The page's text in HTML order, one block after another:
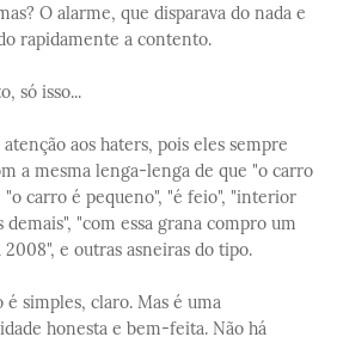
O alarme, que disparava do nada e
rapidamente a contento.
só isso...
atenção aos haters, pois eles sempre
a mesma lenga-lenga de que "o carro
"o carro é pequeno", "é feio", "interior
demais", "com essa grana compro um
e outras asneiras do tipo.
é simples, claro. Mas é uma
honesta e bem-feita. Não há